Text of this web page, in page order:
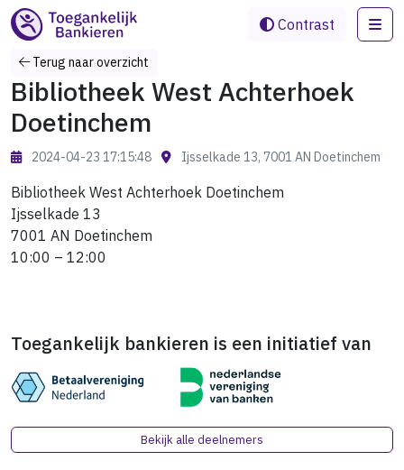
Contrast
Terug naar overzicht
Bibliotheek West Achterhoek
Doetinchem
2024-04-23 17:15:48 Ijsselkade 13, 7001 AN Doetinchem
Bibliotheek West Achterhoek Doetinchem
Ijsselkade 13
7001 AN Doetinchem
10:00 – 12:00
Toegankelijk bankieren is een initiatief van
Bekijk alle deelnemers